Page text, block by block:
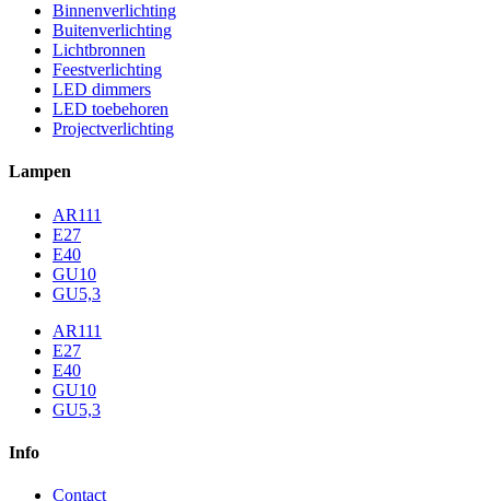
Binnenverlichting
Buitenverlichting
Lichtbronnen
Feestverlichting
LED dimmers
LED toebehoren
Projectverlichting
Lampen
AR111
E27
E40
GU10
GU5,3
AR111
E27
E40
GU10
GU5,3
Info
Contact